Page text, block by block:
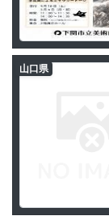
山口県